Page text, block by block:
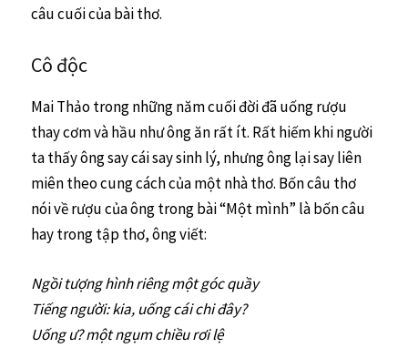
câu cuối của bài thơ.
Cô độc
Mai Thảo trong những năm cuối đời đã uống rượu
thay cơm và hầu như ông ăn rất ít. Rất hiếm khi người
ta thấy ông say cái say sinh lý, nhưng ông lại say liên
miên theo cung cách của một nhà thơ. Bốn câu thơ
nói về rượu của ông trong bài “Một mình” là bốn câu
hay trong tập thơ, ông viết:
Ngồi tượng hình riêng một góc quầy
Tiếng người: kia, uống cái chi đây?
Uống ư? một ngụm chiều rơi lệ